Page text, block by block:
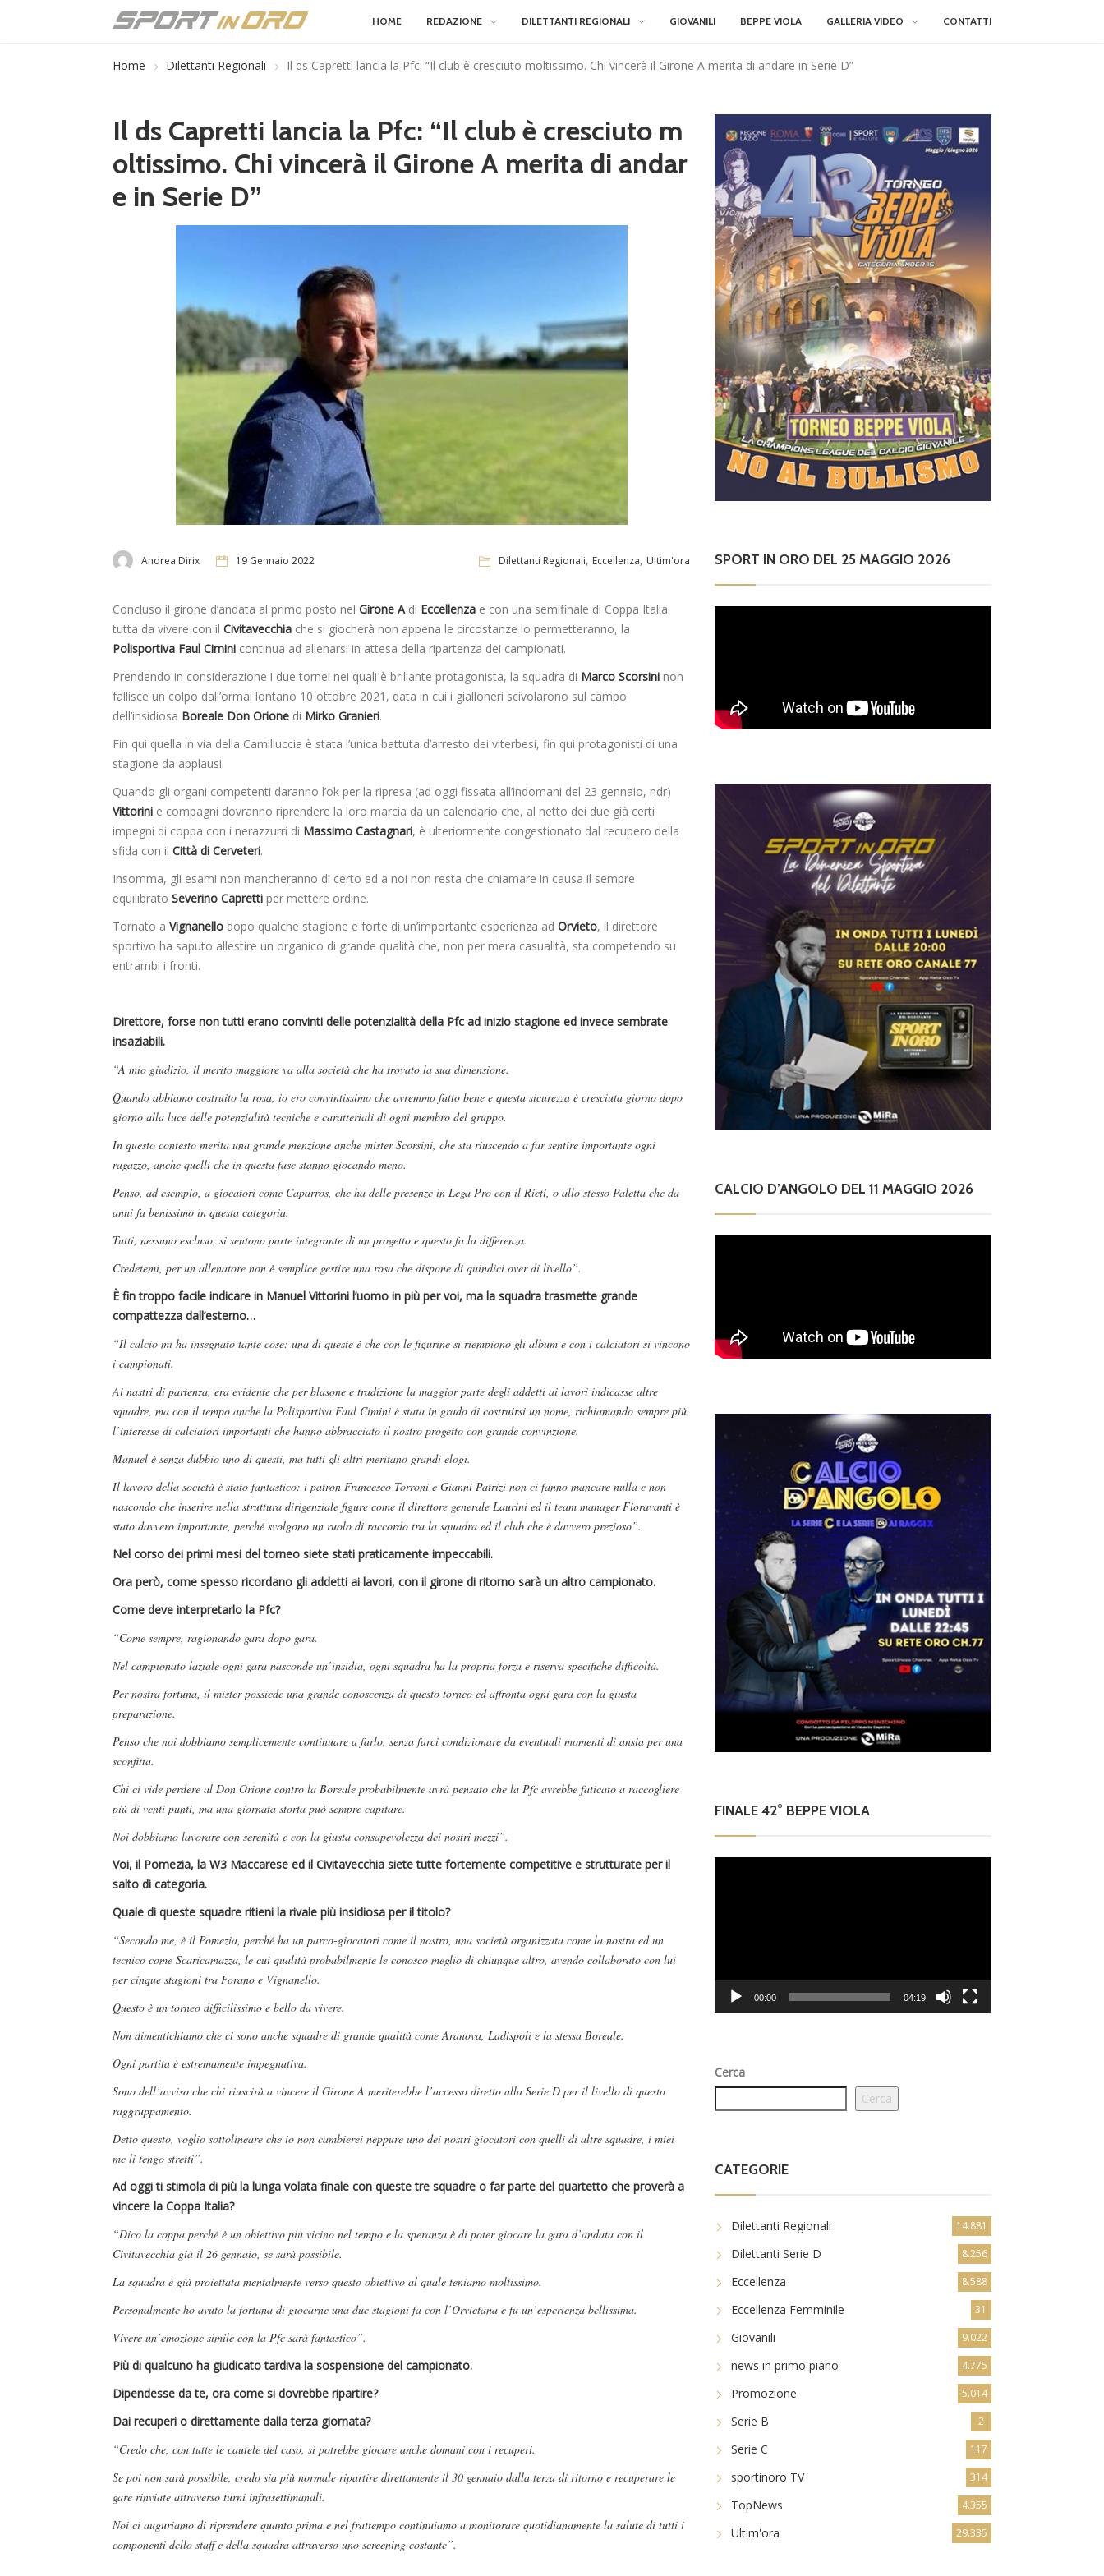
HOME REDAZIONE DILETTANTI REGIONALI GIOVANILI BEPPE VIOLA GALLERIA VIDEO CONTATTI
Home Dilettanti Regionali Il ds Capretti lancia la Pfc: “Il club è cresciuto moltissimo. Chi vincerà il Girone A merita di andare in Serie D”
Il ds Capretti lancia la Pfc: “Il club è cresciuto m
oltissimo. Chi vincerà il Girone A merita di andar
e in Serie D”
Andrea Dirix 19 Gennaio 2022 Dilettanti Regionali, Eccellenza, Ultim'ora
Concluso il girone d’andata al primo posto nel Girone A di Eccellenza e con una semifinale di Coppa Italia
tutta da vivere con il Civitavecchia che si giocherà non appena le circostanze lo permetteranno, la
Polisportiva Faul Cimini continua ad allenarsi in attesa della ripartenza dei campionati.
Prendendo in considerazione i due tornei nei quali è brillante protagonista, la squadra di Marco Scorsini non
fallisce un colpo dall’ormai lontano 10 ottobre 2021, data in cui i gialloneri scivolarono sul campo
dell’insidiosa Boreale Don Orione di Mirko Granieri.
Fin qui quella in via della Camilluccia è stata l’unica battuta d’arresto dei viterbesi, fin qui protagonisti di una
stagione da applausi.
Quando gli organi competenti daranno l’ok per la ripresa (ad oggi fissata all’indomani del 23 gennaio, ndr)
Vittorini e compagni dovranno riprendere la loro marcia da un calendario che, al netto dei due già certi
impegni di coppa con i nerazzurri di Massimo Castagnari, è ulteriormente congestionato dal recupero della
sfida con il Città di Cerveteri.
Insomma, gli esami non mancheranno di certo ed a noi non resta che chiamare in causa il sempre
equilibrato Severino Capretti per mettere ordine.
Tornato a Vignanello dopo qualche stagione e forte di un’importante esperienza ad Orvieto, il direttore
sportivo ha saputo allestire un organico di grande qualità che, non per mera casualità, sta competendo su
entrambi i fronti.
Direttore, forse non tutti erano convinti delle potenzialità della Pfc ad inizio stagione ed invece sembrate
insaziabili.
“A mio giudizio, il merito maggiore va alla società che ha trovato la sua dimensione.
Quando abbiamo costruito la rosa, io ero convintissimo che avremmo fatto bene e questa sicurezza è cresciuta giorno dopo
giorno alla luce delle potenzialità tecniche e caratteriali di ogni membro del gruppo.
In questo contesto merita una grande menzione anche mister Scorsini, che sta riuscendo a far sentire importante ogni
ragazzo, anche quelli che in questa fase stanno giocando meno.
Penso, ad esempio, a giocatori come Caparros, che ha delle presenze in Lega Pro con il Rieti, o allo stesso Paletta che da
anni fa benissimo in questa categoria.
Tutti, nessuno escluso, si sentono parte integrante di un progetto e questo fa la differenza.
Credetemi, per un allenatore non è semplice gestire una rosa che dispone di quindici over di livello”.
È fin troppo facile indicare in Manuel Vittorini l’uomo in più per voi, ma la squadra trasmette grande
compattezza dall’esterno…
“Il calcio mi ha insegnato tante cose: una di queste è che con le figurine si riempiono gli album e con i calciatori si vincono
i campionati.
Ai nastri di partenza, era evidente che per blasone e tradizione la maggior parte degli addetti ai lavori indicasse altre
squadre, ma con il tempo anche la Polisportiva Faul Cimini è stata in grado di costruirsi un nome, richiamando sempre più
l’interesse di calciatori importanti che hanno abbracciato il nostro progetto con grande convinzione.
Manuel è senza dubbio uno di questi, ma tutti gli altri meritano grandi elogi.
Il lavoro della società è stato fantastico: i patron Francesco Torroni e Gianni Patrizi non ci fanno mancare nulla e non
nascondo che inserire nella struttura dirigenziale figure come il direttore generale Laurini ed il team manager Fioravanti è
stato davvero importante, perché svolgono un ruolo di raccordo tra la squadra ed il club che è davvero prezioso”.
Nel corso dei primi mesi del torneo siete stati praticamente impeccabili.
Ora però, come spesso ricordano gli addetti ai lavori, con il girone di ritorno sarà un altro campionato.
Come deve interpretarlo la Pfc?
“Come sempre, ragionando gara dopo gara.
Nel campionato laziale ogni gara nasconde un’insidia, ogni squadra ha la propria forza e riserva specifiche difficoltà.
Per nostra fortuna, il mister possiede una grande conoscenza di questo torneo ed affronta ogni gara con la giusta
preparazione.
Penso che noi dobbiamo semplicemente continuare a farlo, senza farci condizionare da eventuali momenti di ansia per una
sconfitta.
Chi ci vide perdere al Don Orione contro la Boreale probabilmente avrà pensato che la Pfc avrebbe faticato a raccogliere
più di venti punti, ma una giornata storta può sempre capitare.
Noi dobbiamo lavorare con serenità e con la giusta consapevolezza dei nostri mezzi”.
Voi, il Pomezia, la W3 Maccarese ed il Civitavecchia siete tutte fortemente competitive e strutturate per il
salto di categoria.
Quale di queste squadre ritieni la rivale più insidiosa per il titolo?
“Secondo me, è il Pomezia, perché ha un parco-giocatori come il nostro, una società organizzata come la nostra ed un
tecnico come Scaricamazza, le cui qualità probabilmente le conosco meglio di chiunque altro, avendo collaborato con lui
per cinque stagioni tra Forano e Vignanello.
Questo è un torneo difficilissimo e bello da vivere.
Non dimentichiamo che ci sono anche squadre di grande qualità come Aranova, Ladispoli e la stessa Boreale.
Ogni partita è estremamente impegnativa.
Sono dell’avviso che chi riuscirà a vincere il Girone A meriterebbe l’accesso diretto alla Serie D per il livello di questo
raggruppamento.
Detto questo, voglio sottolineare che io non cambierei neppure uno dei nostri giocatori con quelli di altre squadre, i miei
me li tengo stretti”.
Ad oggi ti stimola di più la lunga volata finale con queste tre squadre o far parte del quartetto che proverà a
vincere la Coppa Italia?
“Dico la coppa perché è un obiettivo più vicino nel tempo e la speranza è di poter giocare la gara d’andata con il
Civitavecchia già il 26 gennaio, se sarà possibile.
La squadra è già proiettata mentalmente verso questo obiettivo al quale teniamo moltissimo.
Personalmente ho avuto la fortuna di giocarne una due stagioni fa con l’Orvietana e fu un’esperienza bellissima.
Vivere un’emozione simile con la Pfc sarà fantastico”.
Più di qualcuno ha giudicato tardiva la sospensione del campionato.
Dipendesse da te, ora come si dovrebbe ripartire?
Dai recuperi o direttamente dalla terza giornata?
“Credo che, con tutte le cautele del caso, si potrebbe giocare anche domani con i recuperi.
Se poi non sarà possibile, credo sia più normale ripartire direttamente il 30 gennaio dalla terza di ritorno e recuperare le
gare rinviate attraverso turni infrasettimanali.
Noi ci auguriamo di riprendere quanto prima e nel frattempo continuiamo a monitorare quotidianamente la salute di tutti i
componenti dello staff e della squadra attraverso uno screening costante”.
SPORT IN ORO DEL 25 MAGGIO 2026
CALCIO D’ANGOLO DEL 11 MAGGIO 2026
FINALE 42° BEPPE VIOLA
00:00 04:19
Cerca
Cerca
CATEGORIE
Dilettanti Regionali 14.881
Dilettanti Serie D 8.256
Eccellenza 8.588
Eccellenza Femminile 31
Giovanili 9.022
news in primo piano 4.775
Promozione 5.014
Serie B 2
Serie C 117
sportinoro TV 314
TopNews 4.355
Ultim'ora 29.335